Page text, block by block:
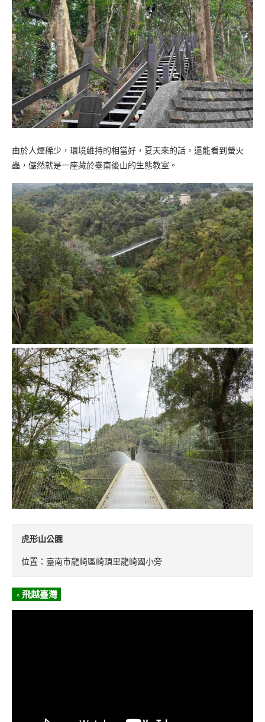
由於人煙稀少，環境維持的相當好，夏天來的話，還能看到螢火
蟲，儼然就是一座藏於臺南後山的生態教室。
虎形山公園
位置：臺南市龍崎區崎頂里龍崎國小旁
◦ 飛越臺灣